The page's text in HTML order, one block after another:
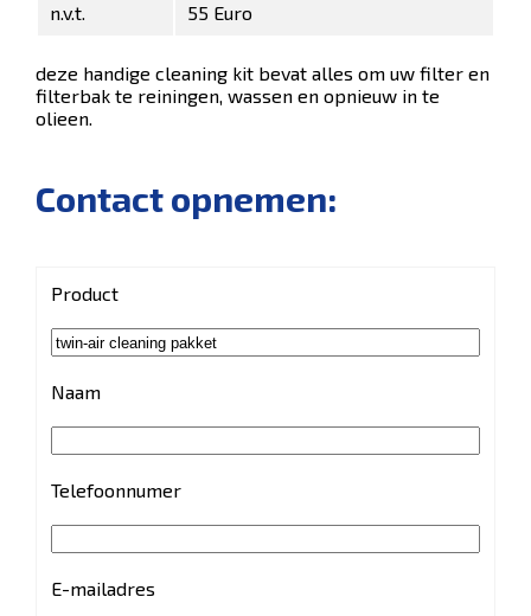
n.v.t. 55 Euro
deze handige cleaning kit bevat alles om uw filter en
filterbak te reiningen, wassen en opnieuw in te
olieen.
Contact opnemen:
Product
Naam
Telefoonnumer
E-mailadres